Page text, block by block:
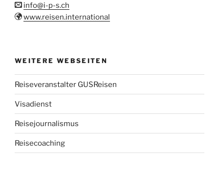
info@i-p-s.ch
www.reisen.international
WEITERE WEBSEITEN
Reiseveranstalter GUSReisen
Visadienst
Reisejournalismus
Reisecoaching